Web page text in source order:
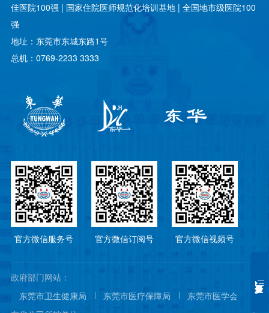
佳医院100强 | 国家住院医师规范化培训基地 | 全国地市级医院100
强
地址：东莞市东城东路1号
总机：0769-2233 3333
官方微信服务号 官方微信订阅号 官方微信视频号
政府部门网站：
东莞市卫生健康局
东莞市医疗保障局
东莞市医学会